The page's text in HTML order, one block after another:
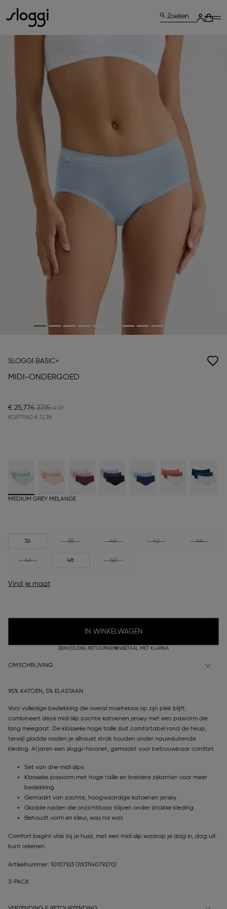
Zoeken
SLOGGI BASIC+
MIDI-ONDERGOED
€ 25,77€ 37,95
KORTING € 12,18
MEDIUM GREY MELANGE
36 38 40 42 44
46 48 50
Vind je maat
IN WINKELWAGEN
EENVOUDIG RETOURNEREN BETAAL MET KLARNA
OMSCHRIJVING
95% KATOEN, 5% ELASTAAN
Voor volledige bedekking die overal moeiteloos op zijn plek blijft,
combineert deze midi slip zachte katoenen jersey met een pasvorm die
lang meegaat. De klassieke hoge taille sluit comfortabel rond de heup,
terwijl gladde naden je silhouet strak houden onder nauwsluitende
kleding. Al jaren een sloggi-favoriet, gemaakt voor betrouwbaar comfort.
Set van drie midi slips
Klassieke pasvorm met hoge taille en bredere zijkanten voor meer
bedekking
Gemaakt van zachte, hoogwaardige katoenen jersey
Gladde naden die onzichtbaar blijven onder strakke kleding
Behoudt vorm en kleur, was na was
Comfort begint vlak bij je huid, met een midi slip waarop je dag in, dag uit
kunt rekenen.
Artikelnummer: 10107163 (7613114079270)
3-PACK